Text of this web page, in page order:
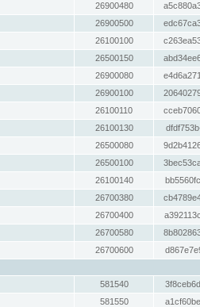
26900480
26900500
26100100
26500150
26900080
26900100
26100110
26100130
26500080
26500100
26100140
26700380
26700400
26700580
26700600
581540
581550